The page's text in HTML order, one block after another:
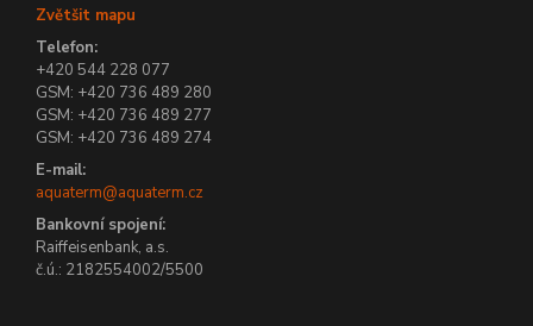
Zvětšit mapu
Telefon:
+420 544 228 077
GSM: +420 736 489 280
GSM: +420 736 489 277
GSM: +420 736 489 274
E-mail:
aquaterm@aquaterm.cz
Bankovní spojení:
Raiffeisenbank, a.s.
č.ú.: 2182554002/5500